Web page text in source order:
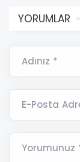
YORUMLAR
Adınız *
E-Posta
Yorumunuz